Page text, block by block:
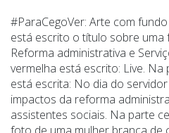
#ParaCegoVer: Arte com
está escrito o título sobre uma
Reforma administrativa e
vermelha está escrito: Live.
está escrita: No dia do
impactos da reforma
assistentes sociais. Na parte